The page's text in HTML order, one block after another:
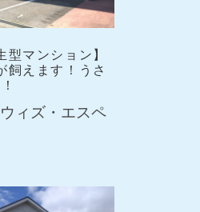
型マンション】
飼えます！うさ
ウィズ・エスペ